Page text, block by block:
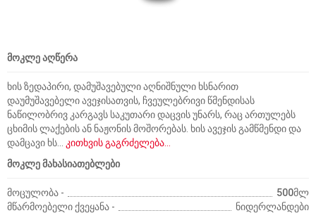
მოკლე აღწერა
ხის ზედაპირი, დამუშავებული აღნიშნული ხსნარით
დაუმუშავებელი ავეჯისათვის, ჩვეულებრივი წმენდისას
ნაწილობრივ კარგავს საკუთარი დაცვის უნარს, რაც ართულებს
ცხიმის ლაქების ან ნაჟონის მოშორებას. ხის ავეჯის გამწმენდი და
დამცავი ხს... კითხვის გაგრძელება...
მოკლე მახასიათებლები
მოცულობა -
500მლ
მწარმოებელი ქვეყანა -
ნიდერლანდები